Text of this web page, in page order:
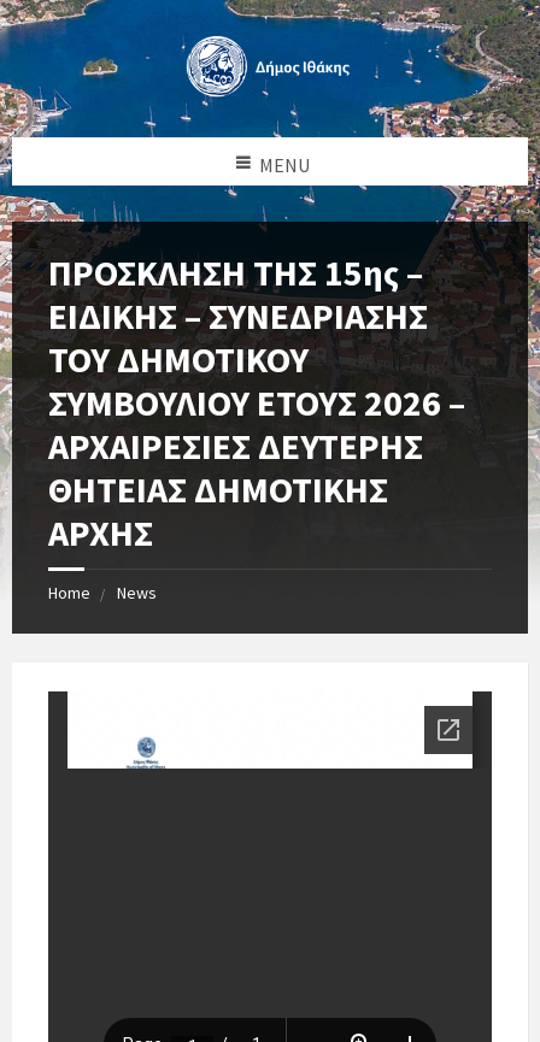
MENU
ΠΡΟΣΚΛΗΣΗ ΤΗΣ 15ης –
ΕΙΔΙΚΗΣ – ΣΥΝΕΔΡΙΑΣΗΣ
ΤΟΥ ΔΗΜΟΤΙΚΟΥ
ΣΥΜΒΟΥΛΙΟΥ ΕΤΟΥΣ 2026 –
ΑΡΧΑΙΡΕΣΙΕΣ ΔΕΥΤΕΡΗΣ
ΘΗΤΕΙΑΣ ΔΗΜΟΤΙΚΗΣ
ΑΡΧΗΣ
Home News